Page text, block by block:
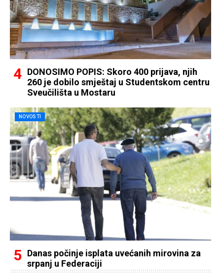
DONOSIMO POPIS: Skoro 400 prijava, njih
260 je dobilo smještaj u Studentskom centru
Sveučilišta u Mostaru
NOVOSTI
Danas počinje isplata uvećanih mirovina za
srpanj u Federaciji